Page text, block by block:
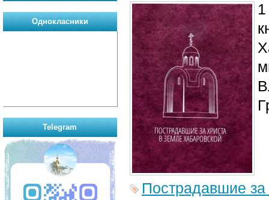
Пострадавшие за
Однокласники
Telegram